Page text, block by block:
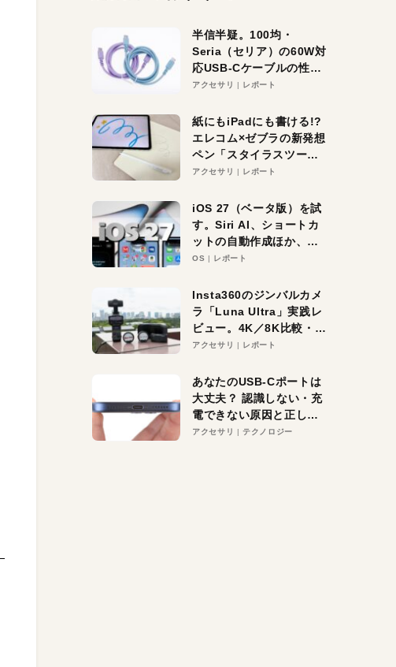
半信半疑。100均・
Seria（セリア）の60W対
応USB-Cケーブルの性能
を検証。超コスパの1本を
アクセサリ レポート
紙にもiPadにも書ける!?
エレコム×ゼブラの新発想
ペン「スタイラスツーウ
ェイ」レビュー。持ち替
アクセサリ レポート
iOS 27（ベータ版）を試
す。Siri AI、ショートカ
ットの自動作成ほか、期
待大の便利機能5選。
る未来はすぐそこ！
OS レポート
Insta360のジンバルカメ
ラ「Luna Ultra」実践レ
ビュー。4K／8K比較・ズ
ーム・夜間撮影をチェッ
アクセサリ レポート
あなたのUSB-Cポートは
大丈夫？ 認識しない・充
電できない原因と正しい
対策
アクセサリ テクノロジー